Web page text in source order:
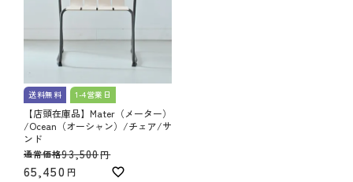
送料無料 1-4営業日
【店頭在庫品】Mater（メーター）
/Ocean（オーシャン）/チェア/サ
ンド
通常価格93,500
65,450